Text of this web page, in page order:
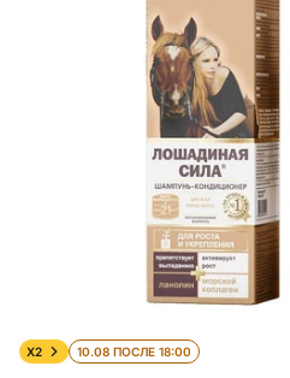
X2 10.08 ПОСЛЕ 18:00